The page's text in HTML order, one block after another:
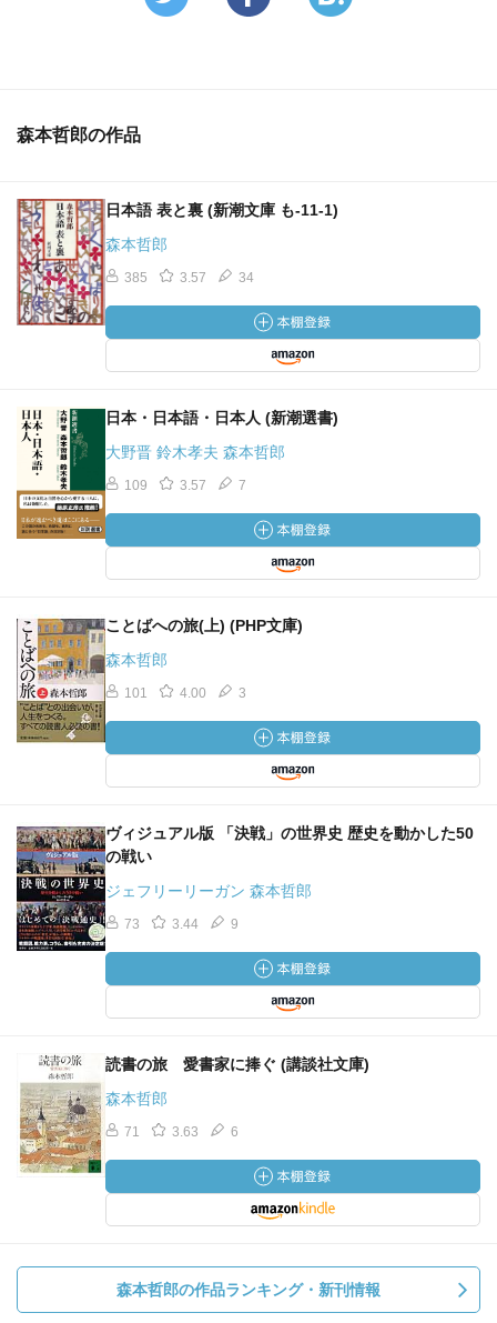
森本哲郎の作品
日本語 表と裏 (新潮文庫 も-11-1)
森本哲郎
385 3.57 34
日本・日本語・日本人 (新潮選書)
大野晋 鈴木孝夫 森本哲郎
109 3.57 7
ことばへの旅(上) (PHP文庫)
森本哲郎
101 4.00 3
ヴィジュアル版 「決戦」の世界史 歴史を動かした50
の戦い
ジェフリーリーガン 森本哲郎
73 3.44 9
読書の旅 愛書家に捧ぐ (講談社文庫)
森本哲郎
71 3.63 6
森本哲郎の作品ランキング・新刊情報